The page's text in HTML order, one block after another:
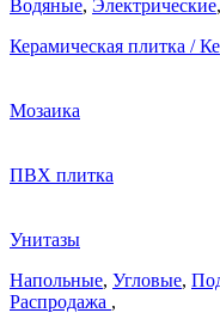
Водяные, Электрические,
Керамическая плитка /
Мозаика
ПВХ плитка
Унитазы
Напольные, Угловые,
Распродажа ,